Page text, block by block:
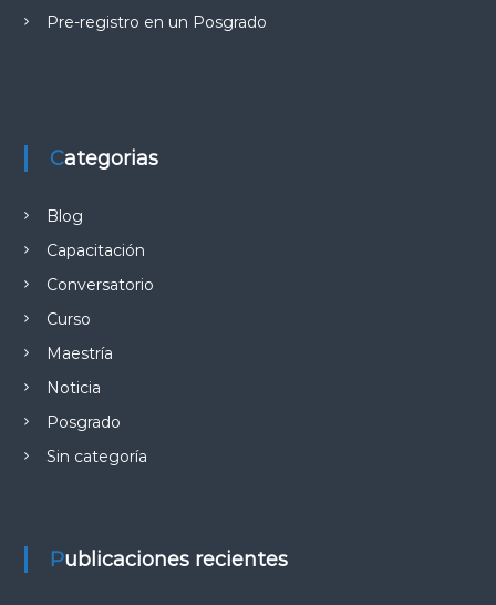
Pre-registro en un Posgrado
Categorias
Blog
Capacitación
Conversatorio
Curso
Maestría
Noticia
Posgrado
Sin categoría
Publicaciones recientes